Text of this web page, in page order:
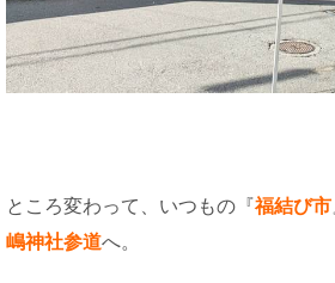
ところ変わって、いつもの『福結び市
嶋神社参道へ。